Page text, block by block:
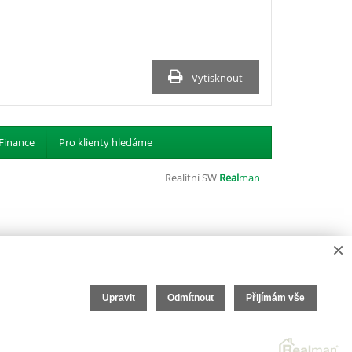
Vytisknout
Pro klienty hledáme
Realitní SW Realman
×
Upravit Odmítnout Přijímám vše